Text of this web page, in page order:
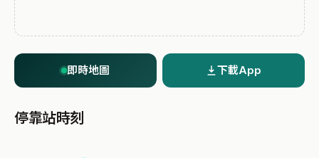
即時地圖 下載App
停靠站時刻